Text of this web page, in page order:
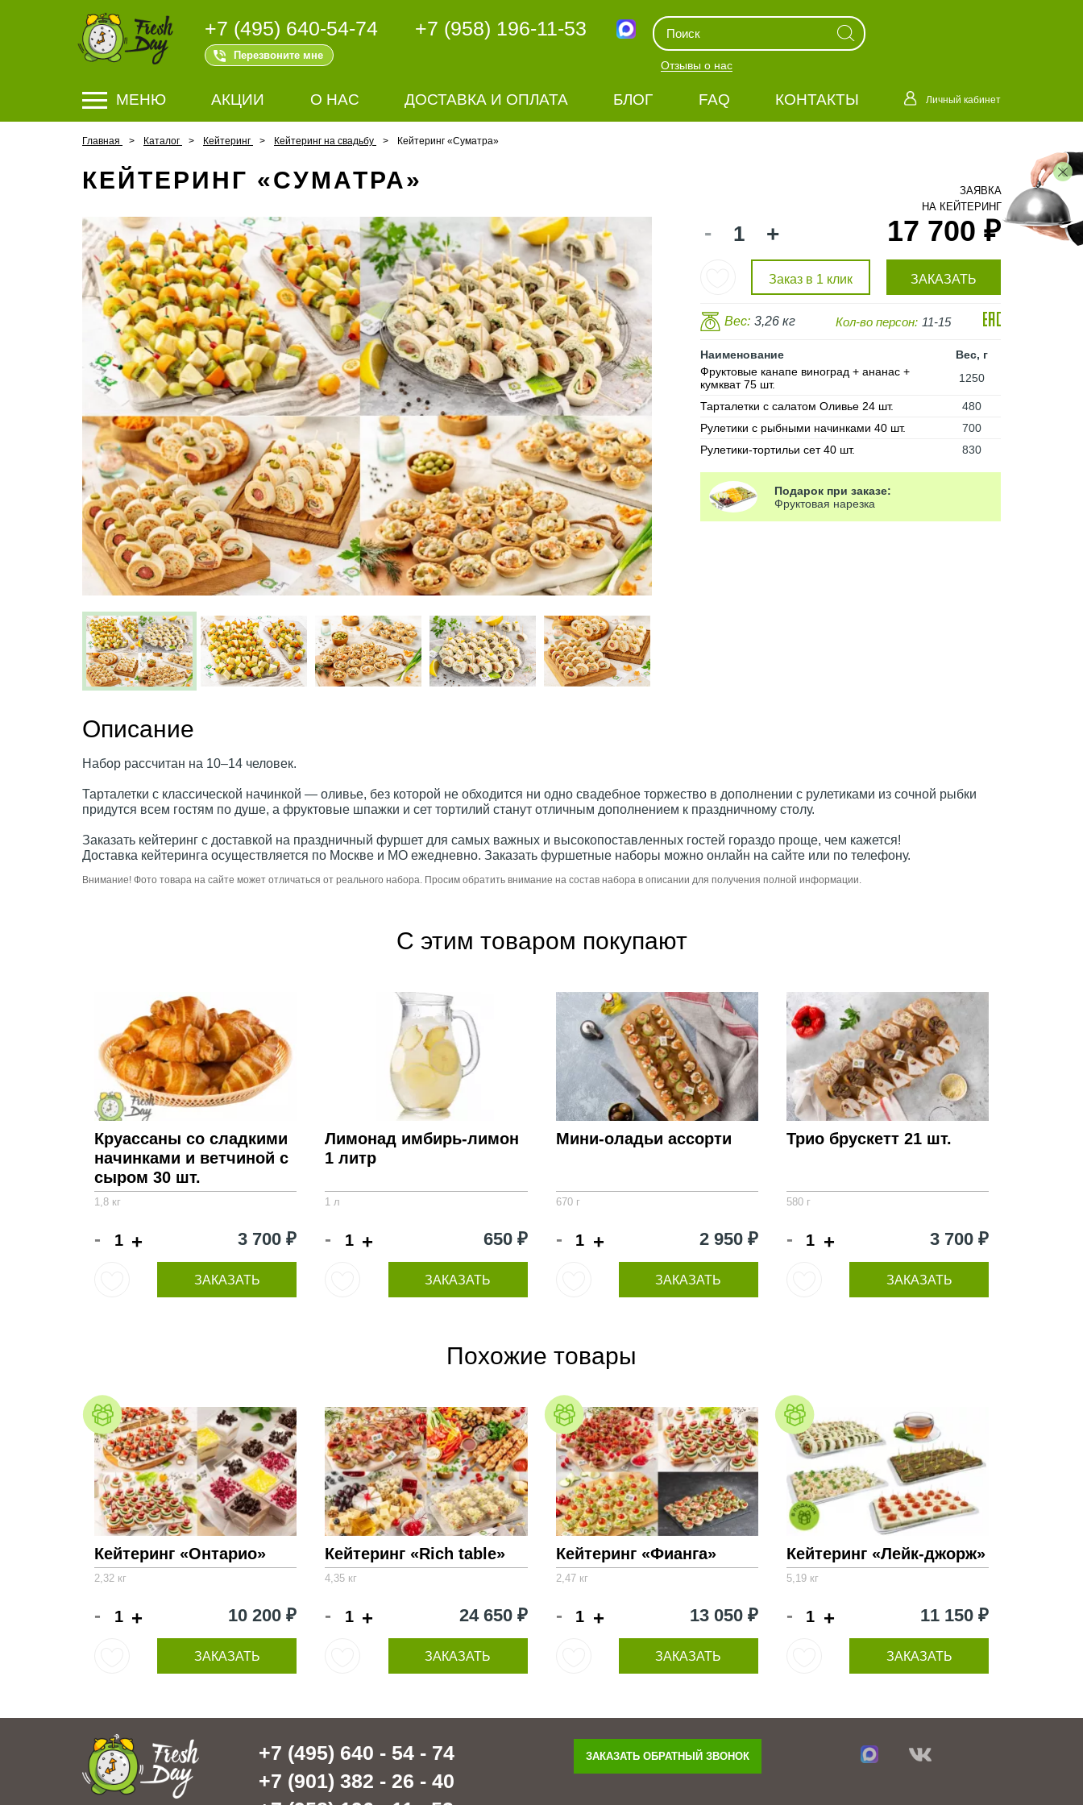
+7 (495) 640-54-74
Перезвоните мне
+7 (958) 196-11-53
Отзывы о нас
МЕНЮ АКЦИИ О НАС ДОСТАВКА И ОПЛАТА БЛОГ FAQ КОНТАКТЫ Личный кабинет
Главная Каталог Кейтеринг Кейтеринг на свадьбу Кейтеринг «Суматра»
КЕЙТЕРИНГ «СУМАТРА»
- + 17 700 ₽
Заказ в 1 клик ЗАКАЗАТЬ
Вес: 3,26 кг Кол-во персон: 11-15
Наименование
Вес, г
Фруктовые канапе виноград + ананас +
кумкват 75 шт.
1250
Тарталетки с салатом Оливье 24 шт.
480
Рулетики с рыбными начинками 40 шт.
700
Рулетики-тортильи сет 40 шт.
830
Подарок при заказе:
Фруктовая нарезка
Описание
Набор рассчитан на 10–14 человек.
Тарталетки с классической начинкой — оливье, без которой не обходится ни одно свадебное торжество в дополнении с рулетиками из сочной рыбки
придутся всем гостям по душе, а фруктовые шпажки и сет тортилий станут отличным дополнением к праздничному столу.
Заказать кейтеринг с доставкой на праздничный фуршет для самых важных и высокопоставленных гостей гораздо проще, чем кажется!
Доставка кейтеринга осуществляется по Москве и МО ежедневно. Заказать фуршетные наборы можно онлайн на сайте или по телефону.
Внимание! Фото товара на сайте может отличаться от реального набора. Просим обратить внимание на состав набора в описании для получения полной информации.
С этим товаром покупают
Круассаны со сладкими
начинками и ветчиной с
сыром 30 шт.
1,8 кг
- + 3 700 ₽
ЗАКАЗАТЬ
Лимонад имбирь-лимон
1 литр
1 л
- + 650 ₽
ЗАКАЗАТЬ
Мини-оладьи ассорти
670 г
- + 2 950 ₽
ЗАКАЗАТЬ
Трио брускетт 21 шт.
580 г
- + 3 700 ₽
ЗАКАЗАТЬ
Похожие товары
Кейтеринг «Онтарио»
2,32 кг
- + 10 200 ₽
ЗАКАЗАТЬ
Кейтеринг «Rich table»
4,35 кг
- + 24 650 ₽
ЗАКАЗАТЬ
Кейтеринг «Фианга»
2,47 кг
- + 13 050 ₽
ЗАКАЗАТЬ
Кейтеринг «Лейк-джорж»
5,19 кг
- + 11 150 ₽
ЗАКАЗАТЬ
+7 (495) 640 - 54 - 74
+7 (901) 382 - 26 - 40
ЗАКАЗАТЬ ОБРАТНЫЙ ЗВОНОК
ЗАЯВКА
НА КЕЙТЕРИНГ